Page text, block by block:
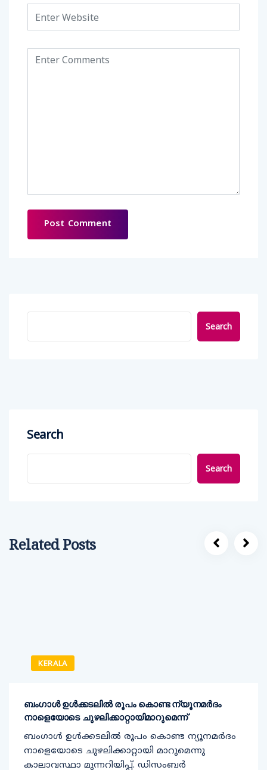
Search
Search
Search
Related Posts
KERALA
ബംഗാൾ ഉൾക്കടലിൽ രൂപം കൊണ്ട ന്യൂനമർദം
നാളെയോടെ ചുഴലിക്കാറ്റായിമാറുമെന്ന്
ബംഗാൾ ഉൾക്കടലിൽ രൂപം കൊണ്ട ന്യൂനമർദം
നാളെയോടെ ചുഴലിക്കാറ്റായി മാറുമെന്നു
കാലാവസ്ഥാ മുന്നറിയിപ്പ്. ഡിസംബർ